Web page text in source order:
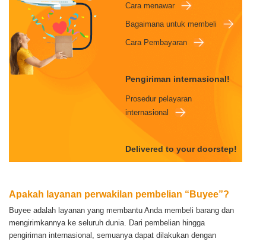
Cara menawar
Bagaimana untuk membeli
Cara Pembayaran
Pengiriman internasional!
Prosedur pelayaran
internasional
Delivered to your doorstep!
Apakah layanan perwakilan pembelian “Buyee”?
Buyee adalah layanan yang membantu Anda membeli barang dan
mengirimkannya ke seluruh dunia. Dari pembelian hingga
pengiriman internasional, semuanya dapat dilakukan dengan